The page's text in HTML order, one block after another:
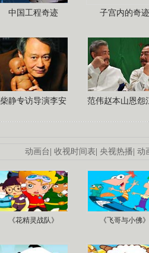
中国工程奇迹 子宫内的奇迹
柴静专访导演李安 范伟赵本山恩怨
动画台 收视时间表 央视热播 动
《花精灵战队》 《飞哥与小佛》